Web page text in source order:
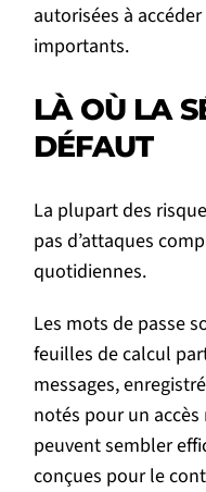
autorisées à
importants.
LÀ OÙ LA
DÉFAUT
La plupart des
pas d’attaques
quotidiennes.
Les mots de passe
feuilles de calcul
messages,
notés pour un
peuvent sembler
conçues pour le